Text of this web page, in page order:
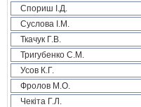
Спориш І.Д.
Суслова І.М.
Ткачук Г.В.
Тригубенко С.М.
Усов К.Г.
Фролов М.О.
Чекіта Г.Л.